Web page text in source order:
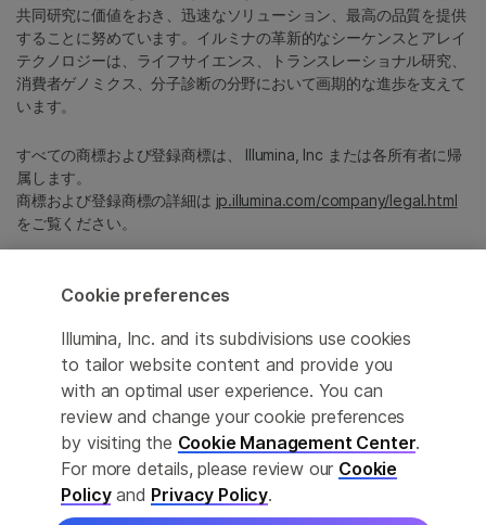
このページは機械翻訳を利用しております。なるべく正確な翻訳を
提供するために合理的な努力をしていますが、完全に正確な翻訳と
は限りませんので、あらかじめご了承ください。公式なコンテンツ
共同研究に価値をおき、迅速なソリューション、最高の品質を提供
することに努めています。イルミナの革新的なシーケンスとアレイ
テクノロジーは、ライフサイエンス、トランスレーショナル研究、
消費者ゲノミクス、分子診断の分野において画期的な進歩を支えて
います。
すべての商標および登録商標は、 Illumina, Inc または各所有者に帰
属します。
商標および登録商標の詳細は jp.illumina.com/company/legal.html
をご覧ください。
Cookie Management Center
プライバシーポリシ
© 2026 Illumina, Inc. All rights reserved.
Cookie preferences
Illumina, Inc. and its subdivisions use cookies
to tailor website content and provide you
with an optimal user experience. You can
review and change your cookie preferences
by visiting the Cookie Management Center.
For more details, please review our Cookie
Policyand Privacy Policy.